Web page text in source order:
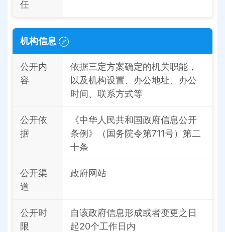
任
机构信息
公开内
容
依据三定方案确定的机关职能，
以及机构设置、办公地址、办公
时间、联系方式等
公开依
据
《中华人民共和国政府信息公开
条例》（国务院令第711号）第二
十条
公开渠
道
政府网站
公开时
限
自该政府信息形成或者变更之日
起20个工作日内